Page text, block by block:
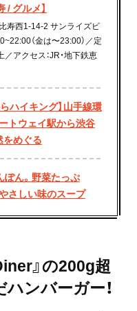
/ グルメ】
寿西1-14-2 サンライズビ
（金は〜23:00）／定
／アクセス：JR・地下鉄恵
ハイキング】山手線環
トウェイ駅から渋谷
めぐる
ぽん。野菜たっぷ
さしい味のスープ
』の200g超
ンバーガー！